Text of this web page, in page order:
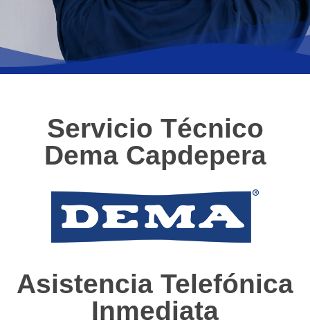
Servicio Técnico
Dema Capdepera
Asistencia Telefónica
Inmediata